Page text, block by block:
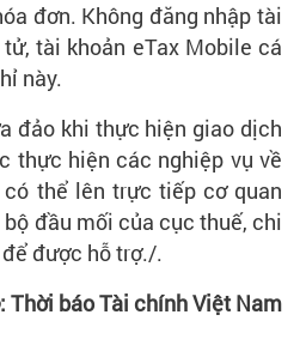
đơn. Không đăng nhập tài
tài khoản eTax Mobile cá
này.
đảo khi thực hiện giao dịch
thực hiện các nghiệp vụ về
thể lên trực tiếp cơ quan
đầu mối của cục thuế, chi
được hỗ trợ./.
: Thời báo Tài chính Việt Nam